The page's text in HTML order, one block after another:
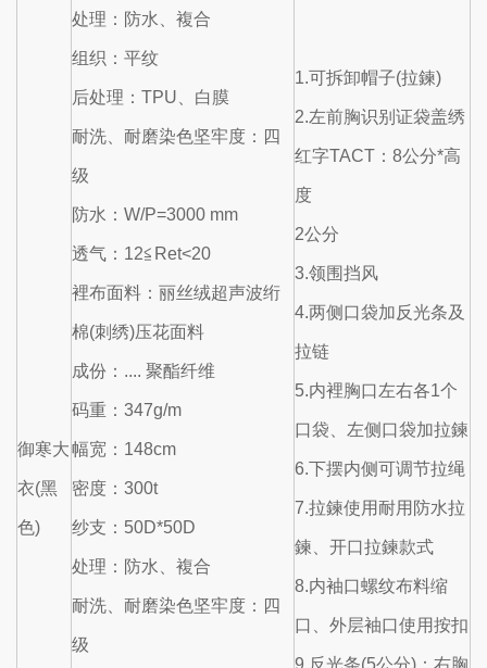
御寒大
衣(黑
色)
处理：防水、複合
组织：平纹
后处理：TPU、白膜
耐洗、耐磨染色坚牢度：四
级
防水：W/P=3000 mm
透气：12≦Ret<20
裡布面料：丽丝绒超声波绗
棉(刺绣)压花面料
成份：.... 聚酯纤维
码重：347g/m
幅宽：148cm
密度：300t
纱支：50D*50D
处理：防水、複合
耐洗、耐磨染色坚牢度：四
级
1.可拆卸帽子(拉鍊)
2.左前胸识别证袋盖绣
红字TACT：8公分*高
度
2公分
3.领围挡风
4.两侧口袋加反光条及
拉链
5.内裡胸口左右各1个
口袋、左侧口袋加拉鍊
6.下摆内侧可调节拉绳
7.拉鍊使用耐用防水拉
鍊、开口拉鍊款式
8.内袖口螺纹布料缩
口、外层袖口使用按扣
9.反光条(5公分)：右胸